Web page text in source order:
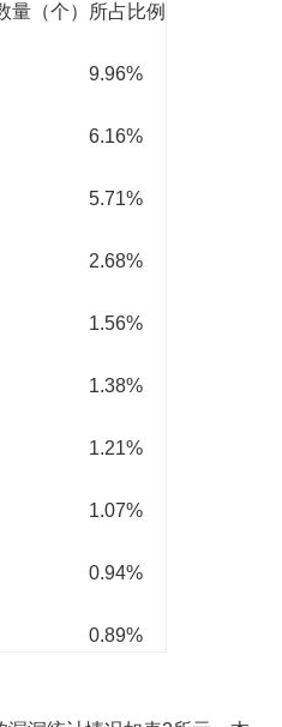
量（个） 所占比例
9.96%
6.16%
5.71%
2.68%
1.56%
1.38%
1.21%
1.07%
0.94%
0.89%